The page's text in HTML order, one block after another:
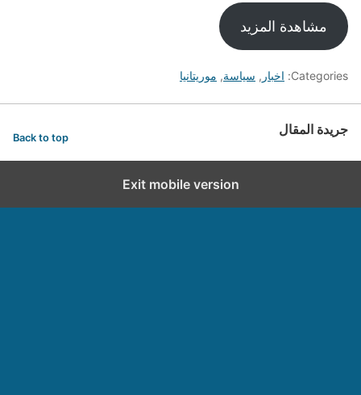
مشاهدة المزيد
Categories: اخبار , سياسة, موريتانيا
جريدة المقال Back to top
Exit mobile version